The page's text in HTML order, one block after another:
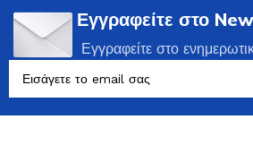
Εγγραφείτε στο
Εγγραφείτε στο